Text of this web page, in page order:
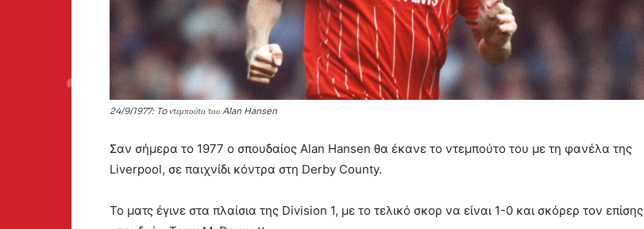
24/9/1977: To ντεμπούτο του Alan Hansen
Σαν σήμερα το 1977 ο σπουδαίος Alan Hansen θα έκανε το ντεμπούτο του με τη φανέλα της
Liverpool, σε παιχνίδι κόντρα στη Derby County.
Το ματς έγινε στα πλαίσια της Division 1, με το τελικό σκορ να είναι 1-0 και σκόρερ τον επίσης